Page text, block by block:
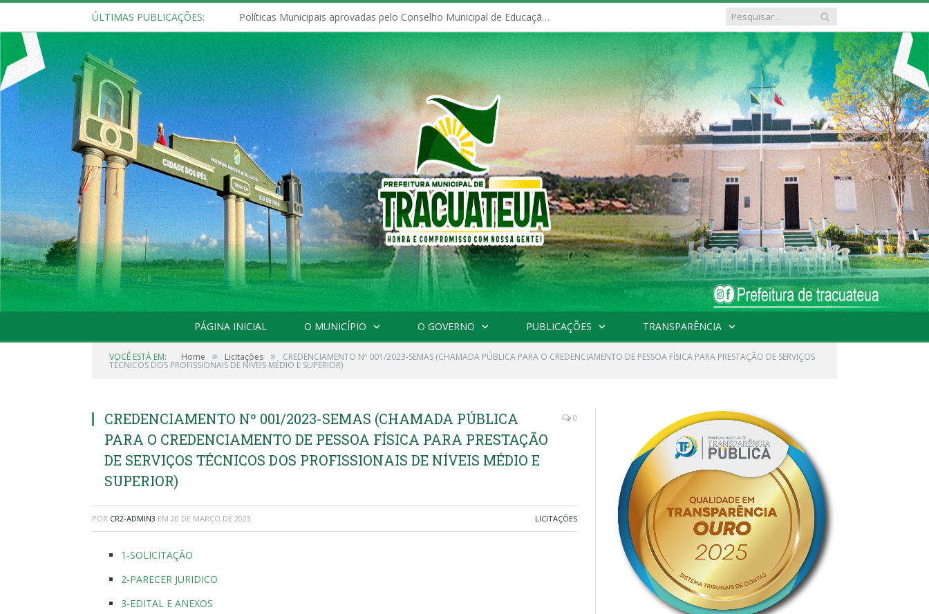
ÚLTIMAS PUBLICAÇÕES: Políticas Municipais aprovadas pelo Conselho Municipal de Educação (CME)
PÁGINA INICIAL O MUNICÍPIO O GOVERNO PUBLICAÇÕES TRANSPARÊNCIA
VOCÊ ESTÁ EM: Home » Licitações » CREDENCIAMENTO Nº 001/2023-SEMAS (CHAMADA PÚBLICA PARA O CREDENCIAMENTO DE PESSOA FÍSICA PARA PRESTAÇÃO DE SERVIÇOS
TÉCNICOS DOS PROFISSIONAIS DE NÍVEIS MÉDIO E SUPERIOR)
CREDENCIAMENTO Nº 001/2023-SEMAS (CHAMADA PÚBLICA
PARA O CREDENCIAMENTO DE PESSOA FÍSICA PARA PRESTAÇÃO
DE SERVIÇOS TÉCNICOS DOS PROFISSIONAIS DE NÍVEIS MÉDIO E
SUPERIOR)
0
POR CR2-ADMIN3 EM 20 DE MARÇO DE 2023 LICITAÇÕES
1-SOLICITAÇÃO
2-PARECER JURIDICO
3-EDITAL E ANEXOS